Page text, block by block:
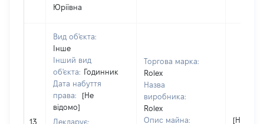
Юріївна
13
Вид об'єкта:
Інше
Інший вид
об'єкта: Годинник
Дата набуття
права:
[Не
відомо]
Декларує:
Торгова марка:
Rolex
Назва
виробника:
Rolex
Опис майна:
[Не